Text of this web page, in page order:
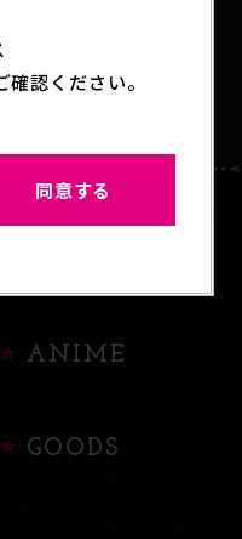
ANIME
GOODS
確認ください。
同意する